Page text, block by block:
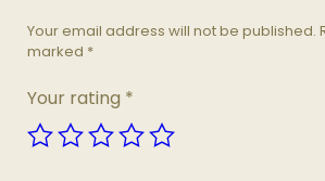
Your email address will not be published.
marked *
Your rating *